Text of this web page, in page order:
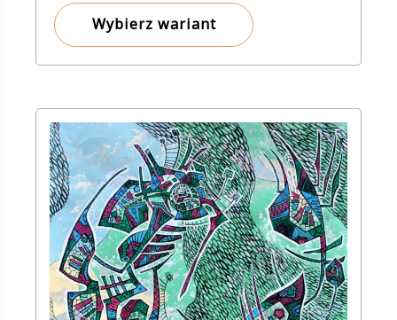
8,00 zł
do
Wybierz wariant